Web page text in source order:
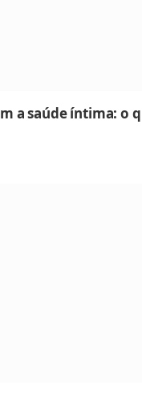
a saúde íntima: o